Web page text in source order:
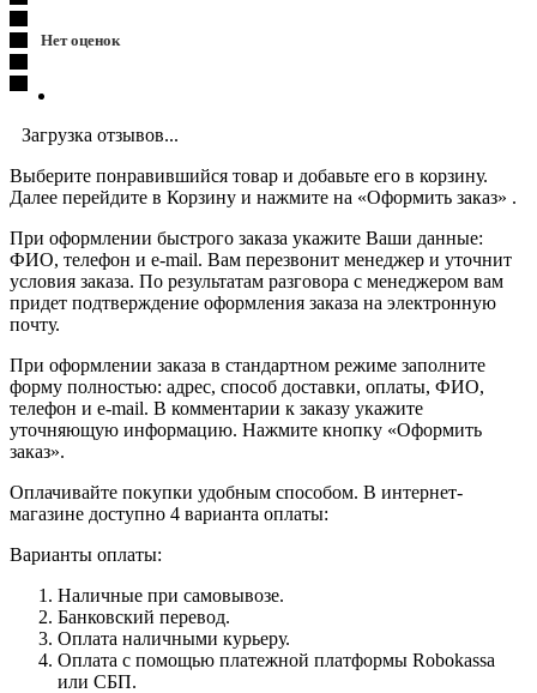
Нет оценок
Загрузка отзывов...
Выберите понравившийся товар и добавьте его в корзину.
Далее перейдите в Корзину и нажмите на «Оформить заказ» .
При оформлении быстрого заказа укажите Ваши данные:
ФИО, телефон и e-mail. Вам перезвонит менеджер и уточнит
условия заказа. По результатам разговора с менеджером вам
придет подтверждение оформления заказа на электронную
почту.
При оформлении заказа в стандартном режиме заполните
форму полностью: адрес, способ доставки, оплаты, ФИО,
телефон и e-mail. В комментарии к заказу укажите
уточняющую информацию. Нажмите кнопку «Оформить
заказ».
Оплачивайте покупки удобным способом. В интернет-
магазине доступно 4 варианта оплаты:
Варианты оплаты:
Наличные при самовывозе.
Банковский перевод.
Оплата наличными курьеру.
Оплата с помощью платежной платформы Robokassa
или СБП.